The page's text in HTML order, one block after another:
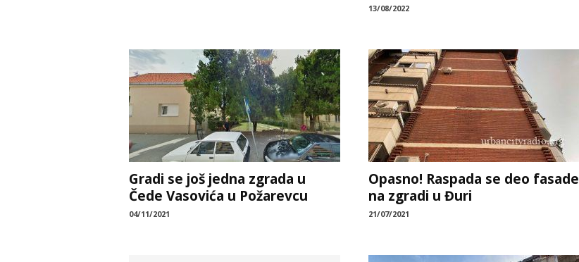
13/08/2022
Gradi se još jedna zgrada u
Čede Vasovića u Požarevcu
04/11/2021
Opasno! Raspada se deo fasade
na zgradi u Đuri
21/07/2021